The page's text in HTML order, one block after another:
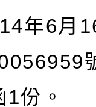
年6月
份。